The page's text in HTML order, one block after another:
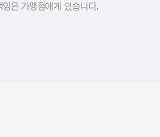
은 가맹점에게 있습니다.